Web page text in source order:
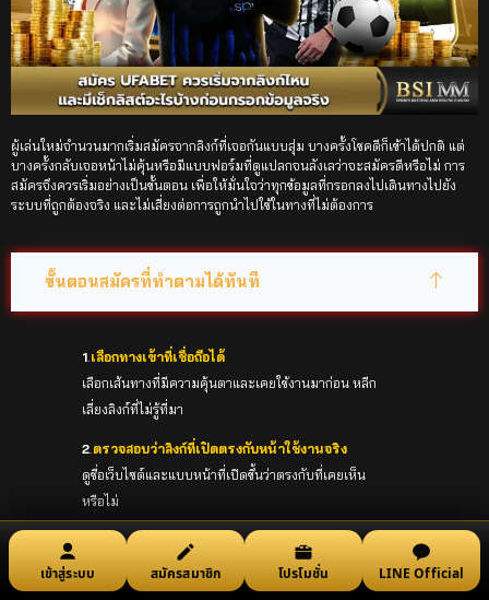
ผู้เล่นใหม่จำนวนมากเริ่มสมัครจากลิงก์ที่เจอกันแบบสุ่ม บางครั้งโชคดีก็เข้าได้ปกติ แต่
บางครั้งกลับเจอหน้าไม่คุ้นหรือมีแบบฟอร์มที่ดูแปลกจนลังเลว่าจะสมัครดีหรือไม่ การ
สมัครจึงควรเริ่มอย่างเป็นขั้นตอน เพื่อให้มั่นใจว่าทุกข้อมูลที่กรอกลงไปเดินทางไปยัง
ระบบที่ถูกต้องจริง และไม่เสี่ยงต่อการถูกนำไปใช้ในทางที่ไม่ต้องการ
ขั้นตอนสมัครที่ทำตามได้ทันที
1.เลือกทางเข้าที่เชื่อถือได้
เลือกเส้นทางที่มีความคุ้นตาและเคยใช้งานมาก่อน หลีก
เลี่ยงลิงก์ที่ไม่รู้ที่มา
2.ตรวจสอบว่าลิงก์ที่เปิดตรงกับหน้าใช้งานจริง
ดูชื่อเว็บไซต์และแบบหน้าที่เปิดขึ้นว่าตรงกับที่เคยเห็น
หรือไม่
กดเข้าสู่แบบฟอร์มสมัครและกรอกข้อมูลให้ครบ
ใช้ข้อมูลที่จำเป็นเท่านั้น เช่น เบอร์โทร รหัสผ่าน และ
ข้อมูลติดต่อ
เข้าสู่ระบบ สมัครสมาชิก โปรโมชั่น LINE Official